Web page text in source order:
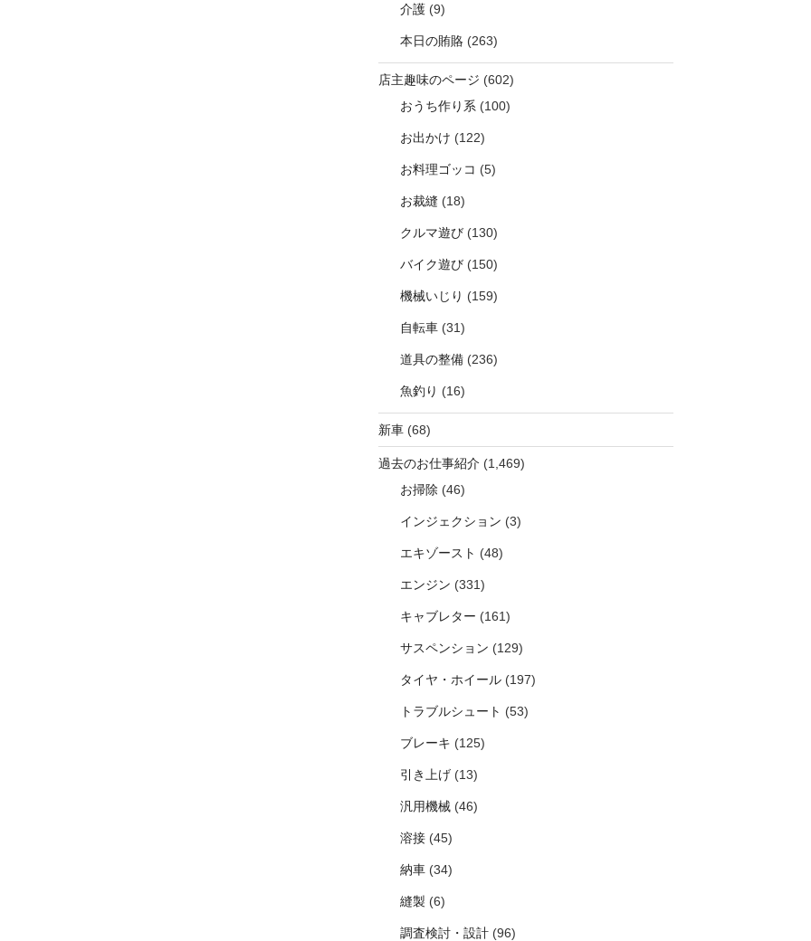
介護 (9)
本日の賄賂 (263)
店主趣味のページ (602)
おうち作り系 (100)
お出かけ (122)
お料理ゴッコ (5)
お裁縫 (18)
クルマ遊び (130)
バイク遊び (150)
機械いじり (159)
自転車 (31)
道具の整備 (236)
魚釣り (16)
新車 (68)
過去のお仕事紹介 (1,469)
お掃除 (46)
インジェクション (3)
エキゾースト (48)
エンジン (331)
キャブレター (161)
サスペンション (129)
タイヤ・ホイール (197)
トラブルシュート (53)
ブレーキ (125)
引き上げ (13)
汎用機械 (46)
溶接 (45)
納車 (34)
縫製 (6)
調査検討・設計 (96)